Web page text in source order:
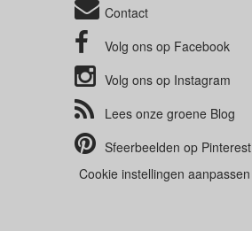
Contact
Volg ons op Facebook
Volg ons op Instagram
Lees onze groene Blog
Sfeerbeelden op Pinterest
Cookie instellingen aanpassen